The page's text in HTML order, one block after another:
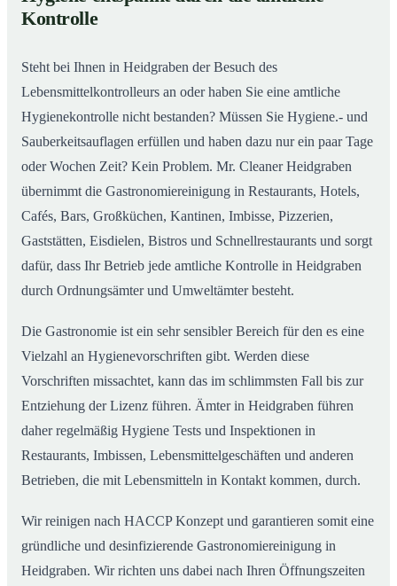
02Gastronomiereinigung in Heidgraben – Qualität,
die man sieht
Kontrolle
Steht bei Ihnen in Heidgraben der Besuch des
Lebensmittelkontrolleurs an oder haben Sie eine amtliche
Hygienekontrolle nicht bestanden? Müssen Sie Hygiene.- und
Sauberkeitsauflagen erfüllen und haben dazu nur ein paar Tage
oder Wochen Zeit? Kein Problem. Mr. Cleaner Heidgraben
übernimmt die Gastronomiereinigung in Restaurants, Hotels,
Cafés, Bars, Großküchen, Kantinen, Imbisse, Pizzerien,
Gaststätten, Eisdielen, Bistros und Schnellrestaurants und sorgt
dafür, dass Ihr Betrieb jede amtliche Kontrolle in Heidgraben
durch Ordnungsämter und Umweltämter besteht.
Die Gastronomie ist ein sehr sensibler Bereich für den es eine
Vielzahl an Hygienevorschriften gibt. Werden diese
Vorschriften missachtet, kann das im schlimmsten Fall bis zur
Entziehung der Lizenz führen. Ämter in Heidgraben führen
daher regelmäßig Hygiene Tests und Inspektionen in
Restaurants, Imbissen, Lebensmittelgeschäften und anderen
Betrieben, die mit Lebensmitteln in Kontakt kommen, durch.
Wir reinigen nach HACCP Konzept und garantieren somit eine
gründliche und desinfizierende Gastronomiereinigung in
Heidgraben. Wir richten uns dabei nach Ihren Öffnungszeiten